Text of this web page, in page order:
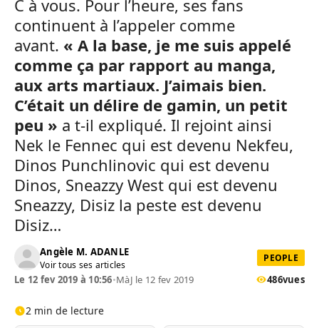
C à vous. Pour l’heure, ses fans
continuent à l’appeler comme
avant. « A la base, je me suis appelé
comme ça par rapport au manga,
aux arts martiaux. J’aimais bien.
C’était un délire de gamin, un petit
peu » a t-il expliqué. Il rejoint ainsi
Nek le Fennec qui est devenu Nekfeu,
Dinos Punchlinovic qui est devenu
Dinos, Sneazzy West qui est devenu
Sneazzy, Disiz la peste est devenu
Disiz…
Angèle M. ADANLE
Voir tous ses articles
PEOPLE
Le 12 fev 2019 à 10:56•MàJ le 12 fev 2019 486vues
2 min de lecture